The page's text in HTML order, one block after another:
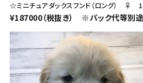
☆ミニチュアダックスフンド（ロング） ♀
¥187000（税抜き） ※パック代等別途